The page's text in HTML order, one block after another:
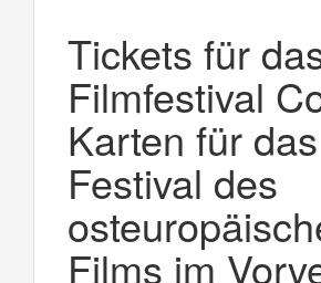
Tickets für
Filmfestival
Karten für das
Festival des
Films im